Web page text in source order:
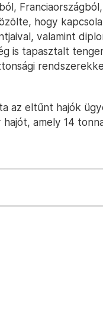
hogy
valamint
is tapasztalt
az eltűnt hajók
amely 14